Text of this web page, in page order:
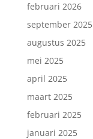
februari 2026
september 2025
augustus 2025
mei 2025
april 2025
maart 2025
februari 2025
januari 2025